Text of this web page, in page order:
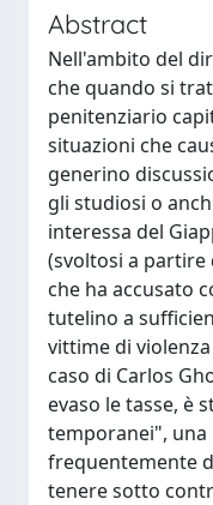
Abstract
Nell'ambito del
che quando si
penitenziario
situazioni che
generino
gli studiosi o
interessa del
(svoltosi a partire
che ha accusato
tutelino a
vittime di
caso di Carlos
evaso le tasse, è
temporanei",
frequentemente
tenere sotto